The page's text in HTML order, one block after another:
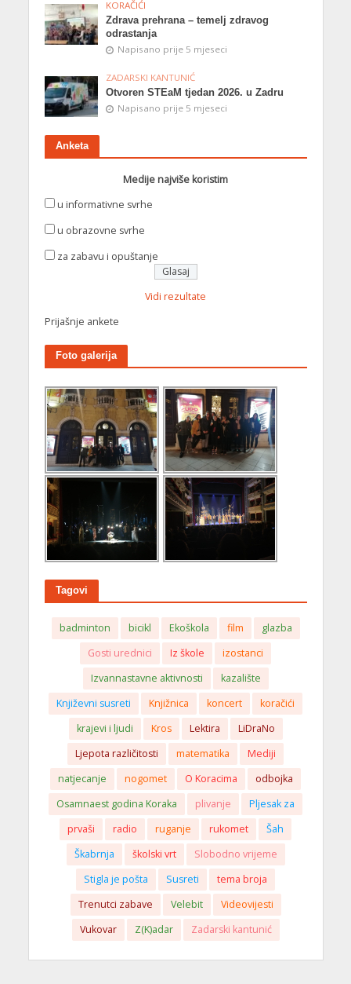
KORAČIĆI
Zdrava prehrana – temelj zdravog
odrastanja
Napisano prije 5 mjeseci
ZADARSKI KANTUNIĆ
Otvoren STEaM tjedan 2026. u Zadru
Napisano prije 5 mjeseci
Anketa
Medije najviše koristim
u informativne svrhe
u obrazovne svrhe
za zabavu i opuštanje
Vidi rezultate
Prijašnje ankete
Foto galerija
Tagovi
badminton bicikl Ekoškola film
glazba
Gosti urednici
Iz škole
izostanci
Izvannastavne aktivnosti
kazalište
Književni susreti
Knjižnica koncert
koračići
krajevi i ljudi
Kros Lektira
LiDraNo
Ljepota različitosti
matematika
Mediji
natjecanje
nogomet O Koracima
odbojka
Osamnaest godina Koraka
plivanje
Pljesak za
prvaši
radio ruganje rukomet
Šah
Škabrnja
školski vrt
Slobodno vrijeme
Stigla je pošta
Susreti
tema broja
Trenutci zabave
Velebit
Videovijesti
Vukovar
Z(K)adar Zadarski kantunić